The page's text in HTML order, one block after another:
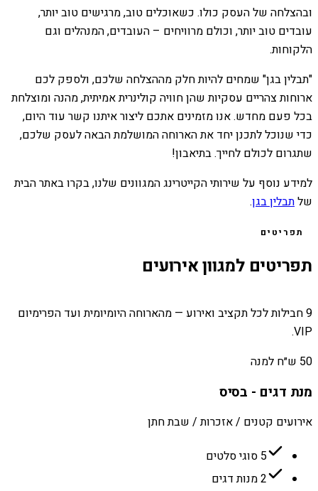
ובהצלחה של העסק כולו. כשאוכלים טוב, מרגישים טוב יותר,
עובדים טוב יותר, וכולם מרוויחים – העובדים, המנהלים וגם
הלקוחות.
"תבלין בגן" שמחים להיות חלק מההצלחה שלכם, ולספק לכם
ארוחות צהריים עסקיות שהן חוויה קולינרית אמיתית, מהנה ומוצלחת
בכל פעם מחדש. אנו מזמינים אתכם ליצור איתנו קשר עוד היום,
כדי שנוכל לתכנן יחד את הארוחה המושלמת הבאה לעסק שלכם,
שתגרום לכולם לחייך. בתיאבון!
למידע נוסף על שירותי הקייטרינג המגוונים שלנו, בקרו באתר הבית
שלתבלין בגן.
תפריטים
תפריטים למגוון אירועים
9 חבילות לכל תקציב ואירוע — מהארוחה היומיומית ועד הפרימיום
VIP.
50 ש״ח למנה
מנת דגים - בסיס
אירועים קטנים / אזכרות / שבת חתן
5 סוגי סלטים
2 מנות דגים